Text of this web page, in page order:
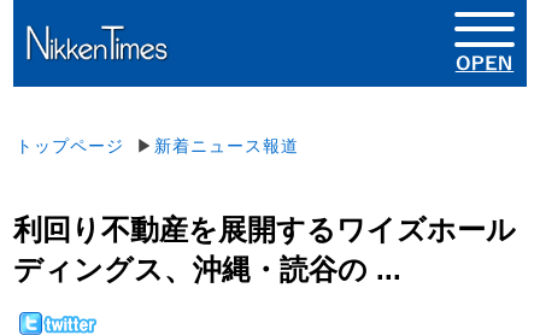
トップページ ▶ 新着ニュース報道
利回り不動産を展開するワイズホール
ディングス、沖縄・読谷の ...